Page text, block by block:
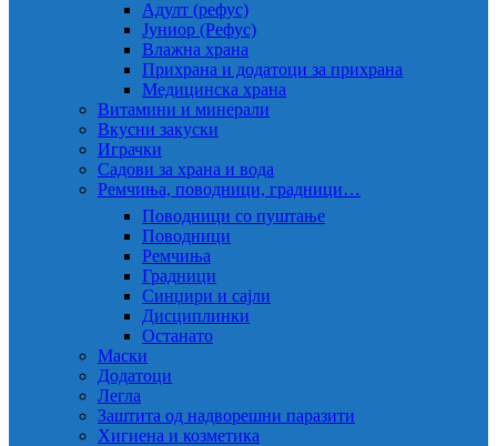
Адулт (рефус)
Јуниор (Рефус)
Влажна храна
Прихрана и додатоци за прихрана
Медицинска храна
Витамини и минерали
Вкусни закуски
Играчки
Садови за храна и вода
Ремчиња, поводници, градници…
Поводници со пуштање
Поводници
Ремчиња
Градници
Синџири и сајли
Дисциплинки
Останато
Маски
Додатоци
Легла
Заштита од надворешни паразити
Хигиена и козметика